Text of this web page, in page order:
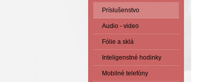
Príslušenstvo
Audio - video
Fólie a sklá
Inteligenstné hodinky
Mobilné telefóny